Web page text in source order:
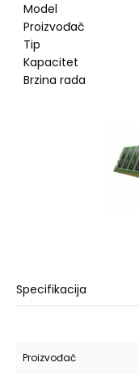
Model
Proizvođač
Tip
Kapacitet
Brzina rada
Specifikacija
Proizvođač